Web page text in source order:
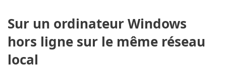
Sur un ordinateur Windows
hors ligne sur le même réseau
local